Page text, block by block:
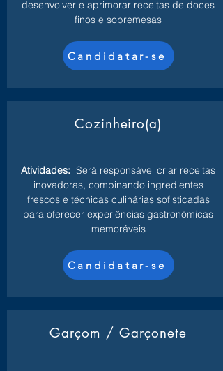
desenvolver e aprimorar receitas de doces
finos e sobremesas
Candidatar-se
Cozinheiro(a)
Atividades: Será responsável criar receitas
inovadoras, combinando ingredientes
frescos e técnicas culinárias sofisticadas
para oferecer experiências gastronômicas
memoráveis
Candidatar-se
Garçom / Garçonete